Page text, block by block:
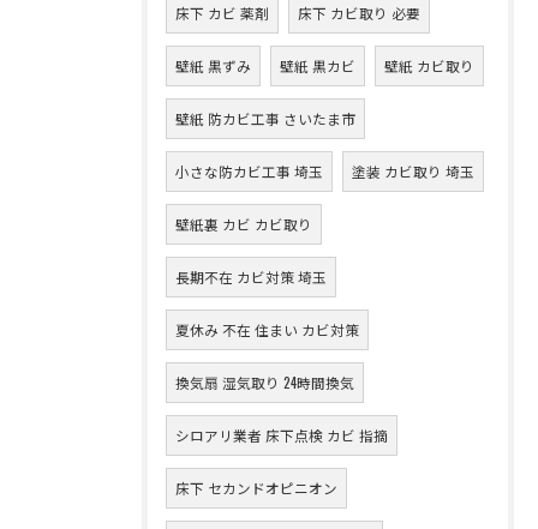
床下 カビ 薬剤 床下 カビ取り 必要
壁紙 黒ずみ 壁紙 黒カビ 壁紙 カビ取り
壁紙 防カビ工事 さいたま市
小さな防カビ工事 埼玉 塗装 カビ取り 埼玉
壁紙裏 カビ カビ取り
長期不在 カビ対策 埼玉
夏休み 不在 住まい カビ対策
換気扇 湿気取り 24時間換気
シロアリ業者 床下点検 カビ 指摘
床下 セカンドオピニオン